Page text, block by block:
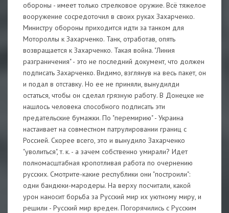
обороны - имеет только стрелковое оружие. Всё тяжелое
вооружение сосредоточил в своих руках Захарченко.
Министру обороны приходится идти за танком для
Мотороллы к Захарченко. Танк, отработав, опять
возвращается к Захарченко. Такая война. "Линия
разграничения" - это не последний документ, что должен
подписать Захарченко. Видимо, взглянув на весь пакет, он
и подал в отставку. Но ее не приняли, вынудилди
остаться, чтобы он сделал грязную работу. В Донецке не
нашлось человека способного подписать эти
предательские бумажки. По "перемирию" - Украина
настаивает на совместном патрулировании границ с
Россией. Скорее всего, это и вынудило Захарченко
"уволиться", т. к. - а зачем собственно умирали? Идет
полномасштабная кропотливая работа по очернению
русских. Смотрите-какие республики они "построили":
одни бандюки-мародеры. На верху посчитали, какой
урон наносит борьба за Русский мир их уютному миру, и
решили - Русский мир вреден. Погорячились с Русским